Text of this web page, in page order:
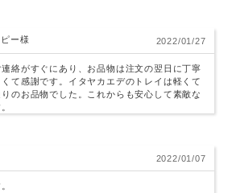
ー様 2022/01/27
絡がすぐにあり、お品物は注文の翌日に丁寧
て感謝です。イタヤカエデのトレイは軽くて
のお品物でした。これからも安心して素敵な
2022/01/07